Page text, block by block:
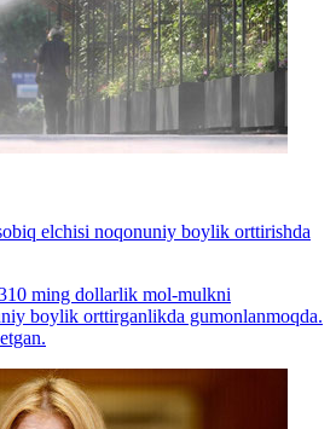
elchisi noqonuniy boylik orttirishda
ming dollarlik mol-mulkni
boylik orttirganlikda gumonlanmoqda.